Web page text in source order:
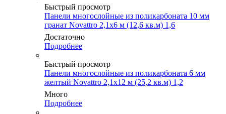
Быстрый просмотр
Панели многослойные из поликарбоната 10 мм
гранат Novattro 2,1х6 м (12,6 кв.м) 1,6
Достаточно
Подробнее
Быстрый просмотр
Панели многослойные из поликарбоната 6 мм
желтый Novattro 2,1х12 м (25,2 кв.м) 1,2
Много
Подробнее